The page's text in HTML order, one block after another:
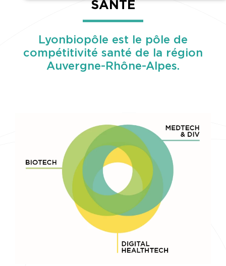
SANTÉ
Lyonbiopôle est le pôle de
compétitivité santé de la région
Auvergne-Rhône-Alpes.